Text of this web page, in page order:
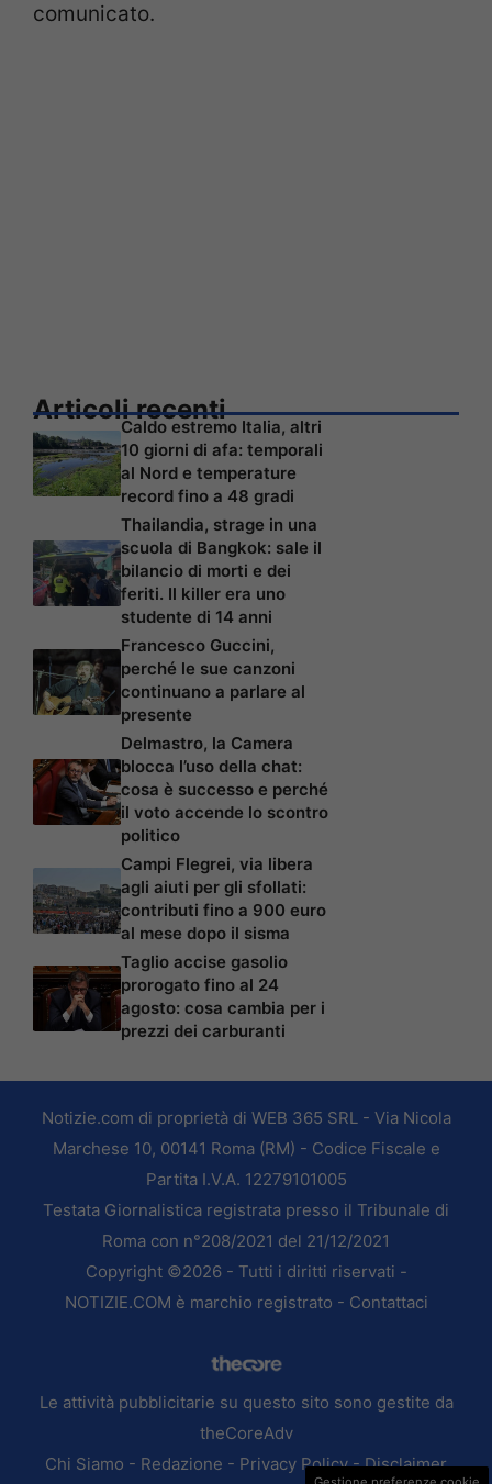
comunicato.
Articoli recenti
Caldo estremo Italia, altri
10 giorni di afa: temporali
al Nord e temperature
record fino a 48 gradi
Thailandia, strage in una
scuola di Bangkok: sale il
bilancio di morti e dei
feriti. Il killer era uno
studente di 14 anni
Francesco Guccini,
perché le sue canzoni
continuano a parlare al
presente
Delmastro, la Camera
blocca l’uso della chat:
cosa è successo e perché
il voto accende lo scontro
politico
Campi Flegrei, via libera
agli aiuti per gli sfollati:
contributi fino a 900 euro
al mese dopo il sisma
Taglio accise gasolio
prorogato fino al 24
agosto: cosa cambia per i
prezzi dei carburanti
Notizie.com di proprietà di WEB 365 SRL - Via Nicola
Marchese 10, 00141 Roma (RM) - Codice Fiscale e
Partita I.V.A. 12279101005
Testata Giornalistica registrata presso il Tribunale di
Roma con n°208/2021 del 21/12/2021
Copyright ©2026 - Tutti i diritti riservati -
NOTIZIE.COM è marchio registrato - Contattaci
Le attività pubblicitarie su questo sito sono gestite da
theCoreAdv
Chi Siamo - Redazione - Privacy Policy-Disclaimer